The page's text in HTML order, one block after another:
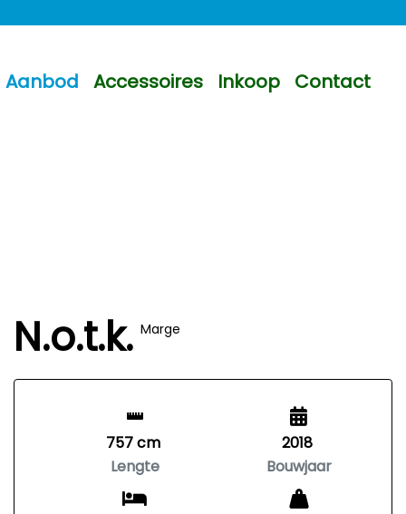
Aanbod Accessoires Inkoop Contact
N.o.t.k. Marge
757 cm
Lengte
2018
Bouwjaar